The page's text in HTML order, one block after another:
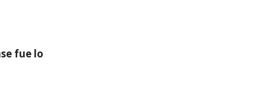
fue lo